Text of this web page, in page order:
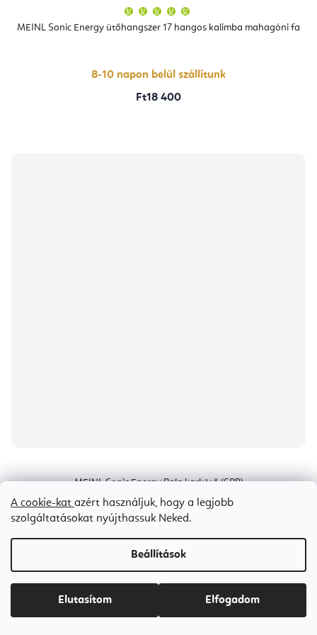
A cookie-kat azért használjuk, hogy a legjobb
szolgáltatásokat nyújthassuk Neked.
Beállítások
Elutasítom Elfogadom
MEINL Sonic Energy ütőhangszer 17 hangos kalimba mahagóni fa
átlagos
értékelése
csillag.
8-10 napon belül szállítunk
Ft18 400
MEINL Sonic Energy Pala karkötő (SPB)
Ft4 800